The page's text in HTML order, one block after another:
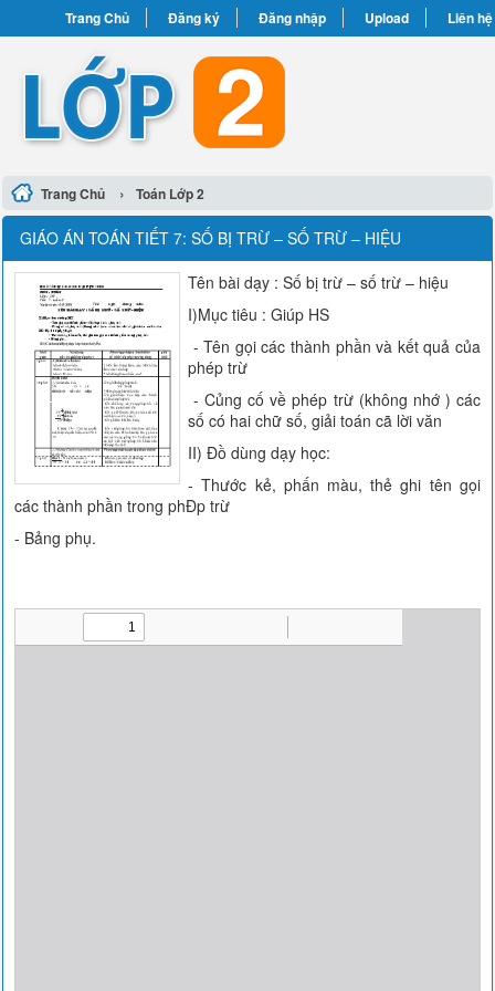
Trang Chủ Đăng ký Đăng nhập Upload Liên hệ
Trang Chủ › Toán Lớp 2
GIÁO ÁN TOÁN TIẾT 7: SỐ BỊ TRỪ – SỐ TRỪ – HIỆU
Tên bài dạy : Số bị trừ – số trừ – hiệu
I)Mục tiêu : Giúp HS
- Tên gọi các thành phần và kết quả của
phép trừ
- Củng cố về phép trừ (không nhớ ) các
số có hai chữ số, giải toán cã lời văn
II) Đồ dùng dạy học:
- Thước kẻ, phấn màu, thẻ ghi tên gọi
các thành phần trong phÐp trừ
- Bảng phụ.